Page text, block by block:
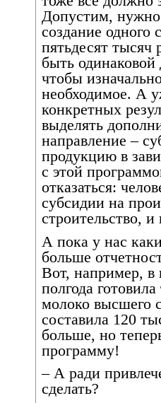
Допустим,
создание одного
пятьдесят тысяч
быть одинаковой
чтобы
необходимое. А
конкретных
выделять
направление –
продукцию в
с этой
отказаться:
субсидии на
строительство,
А пока у нас
больше
Вот, например, в
полгода
молоко высшего
составила 120
больше, но
программу!
– А ради
сделать?